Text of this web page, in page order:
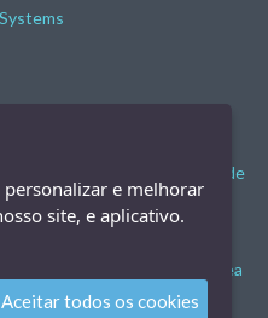
empresarial
software de
de gestión empresarial
software de gestión
Programa de ventas en línea
venta
TIENDA EN LÍNEA
e melhorar
site, e aplicativo.
Aceitar todos os cookies